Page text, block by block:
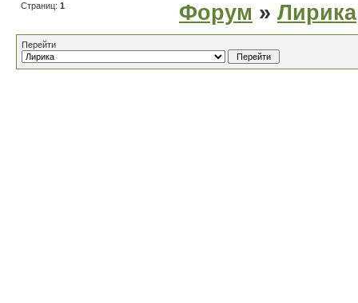
Страниц: 1 Форум » Лирика
Перейти